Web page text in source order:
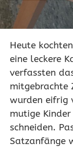
Heute
eine leckere
verfassten
mitgebrachte
wurden eifrig
mutige
schneiden.
Satzanfänge